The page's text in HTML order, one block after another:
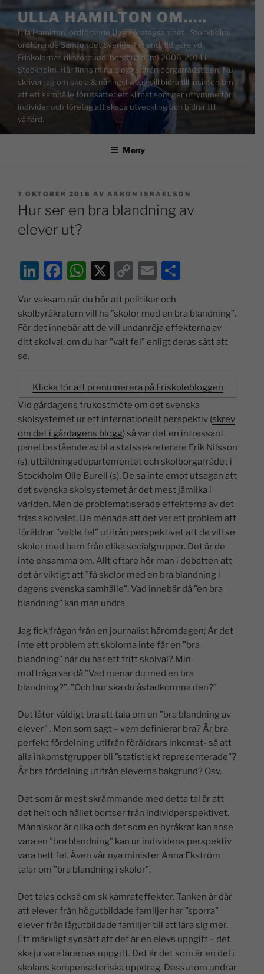
ULLA HAMILTON OM…..
Ulla Hamilton, ordförande Ung Företagsamhet i Stockholm,
ordförande Samfundet Sverige-Finland, tidigare vd
Friskolornas riksförbund, borgarråd (m) 2006-2014 i
Stockholm. Här finns mina bloggar från borgarrådstiden. Nu
skriver jag om skola & näringsliv. Jag vill bidra till insikten om
att ett samhälle förutsätter ett klimat som ger utrymme för
individer och företag att skapa utveckling och bidrar till
välfärd.
Meny
7 OKTOBER 2016 AV AARON ISRAELSON
Hur ser en bra blandning av
elever ut?
Li
k
e
dI
F
c
e
b
o
k
W
at
s
A
p
X
C
p
y
Li
k
E
ai
l
a
Var vaksam när du hör att politiker och
skolbyråkratern vill ha ”skolor med en bra blandning”.
För det innebär att de vill undanröja effekterna av
ditt skolval, om du har ”valt fel” enligt deras sätt att
se.
Klicka för att prenumerera på Friskolebloggen
Vid gårdagens frukostmöte om det svenska
skolsystemet ur ett internationellt perspektiv (skrev
om det i gårdagens blogg) så var det en intressant
panel bestående av bl a statssekreterare Erik Nilsson
(s), utbildningsdepartementet och skolborgarrådet i
Stockholm Olle Burell (s). De sa inte emot utsagan att
det svenska skolsystemet är det mest jämlika i
världen. Men de problematiserade effekterna av det
frias skolvalet. De menade att det var ett problem att
föräldrar ”valde fel” utifrån perspektivet att de vill se
skolor med barn från olika socialgrupper. Det är de
inte ensamma om. Allt oftare hör man i debatten att
det är viktigt att ”få skolor med en bra blandning i
dagens svenska samhälle”. Vad innebär då ”en bra
blandning” kan man undra.
Jag fick frågan från en journalist häromdagen; Är det
inte ett problem att skolorna inte får en ”bra
blandning” när du har ett fritt skolval? Min
motfråga var då ”Vad menar du med en bra
blandning?”. ”Och hur ska du åstadkomma den?”
Det låter väldigt bra att tala om en ”bra blandning av
elever” . Men som sagt – vem definierar bra? Är bra
perfekt fördelning utifrån föräldrars inkomst- så att
alla inkomstgrupper bli ”statistiskt representerade”?
Är bra fördelning utifrån eleverna bakgrund? Osv.
Det som är mest skrämmande med detta tal är att
det helt och hållet bortser från individperspektivet.
Människor är olika och det som en byråkrat kan anse
vara en ”bra blandning” kan ur individens perspektiv
vara helt fel. Även vår nya minister Anna Ekström
talar om ”bra blandning i skolor”.
Det talas också om sk kamrateffekter. Tanken är där
att elever från högutbildade familjer har ”sporra”
elever från lågutbildade familjer till att lära sig mer.
Ett märkligt synsätt att det är en elevs uppgift – det
ska ju vara lärarnas uppgift. Det är det som är en del i
skolans kompensatoriska uppdrag. Dessutom undrar